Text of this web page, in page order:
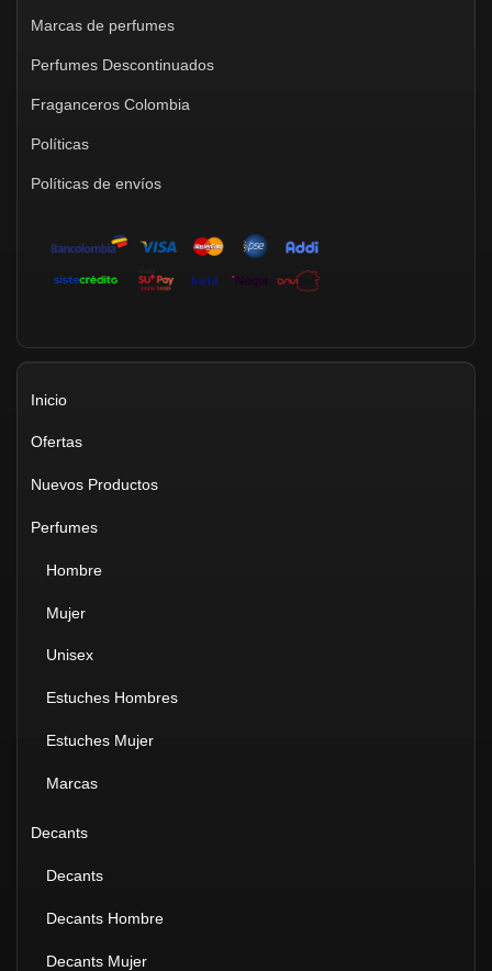
Marcas de perfumes
Perfumes Descontinuados
Fraganceros Colombia
Políticas
Políticas de envíos
Inicio
Ofertas
Nuevos Productos
Perfumes
Hombre
Mujer
Unisex
Estuches Hombres
Estuches Mujer
Marcas
Decants
Decants
Decants Hombre
Decants Mujer